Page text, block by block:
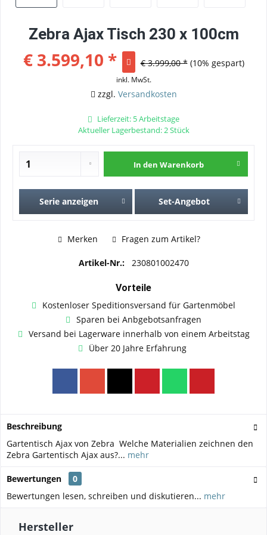
Zebra Ajax Tisch 230 x 100cm
€ 3.599,10 * € 3.999,00 * (10% gespart)
inkl. MwSt.
zzgl. Versandkosten
Lieferzeit: 5 Arbeitstage
Aktueller Lagerbestand: 2 Stück
In den Warenkorb
Serie anzeigen Set-Angebot
Merken Fragen zum Artikel?
Artikel-Nr.: 230801002470
Vorteile
Kostenloser Speditionsversand für Gartenmöbel
Sparen bei Anbgebotsanfragen
Versand bei Lagerware innerhalb von einem Arbeitstag
Über 20 Jahre Erfahrung
Beschreibung
Gartentisch Ajax von Zebra Welche Materialien zeichnen den
Zebra Gartentisch Ajax aus?... mehr
Bewertungen
0
Bewertungen lesen, schreiben und diskutieren... mehr
Hersteller